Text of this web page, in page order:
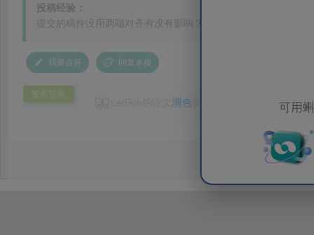
可用
投稿经验：
提交的稿件没用两端对齐有没有影响？
我要点评 回复本楼
发表范例
润色 非常专业，对文章进行了